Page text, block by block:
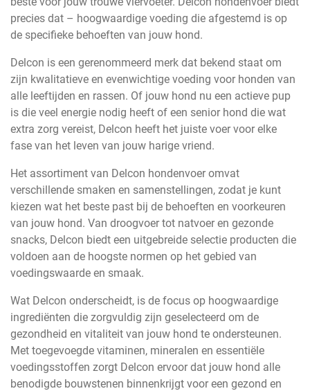
precies dat – hoogwaardige voeding die afgestemd is op
de specifieke behoeften van jouw hond.
Delcon is een gerenommeerd merk dat bekend staat om
zijn kwalitatieve en evenwichtige voeding voor honden van
alle leeftijden en rassen. Of jouw hond nu een actieve pup
is die veel energie nodig heeft of een senior hond die wat
extra zorg vereist, Delcon heeft het juiste voer voor elke
fase van het leven van jouw harige vriend.
Het assortiment van Delcon hondenvoer omvat
verschillende smaken en samenstellingen, zodat je kunt
kiezen wat het beste past bij de behoeften en voorkeuren
van jouw hond. Van droogvoer tot natvoer en gezonde
snacks, Delcon biedt een uitgebreide selectie producten die
voldoen aan de hoogste normen op het gebied van
voedingswaarde en smaak.
Wat Delcon onderscheidt, is de focus op hoogwaardige
ingrediënten die zorgvuldig zijn geselecteerd om de
gezondheid en vitaliteit van jouw hond te ondersteunen.
Met toegevoegde vitaminen, mineralen en essentiële
voedingsstoffen zorgt Delcon ervoor dat jouw hond alle
benodigde bouwstenen binnenkrijgt voor een gezond en